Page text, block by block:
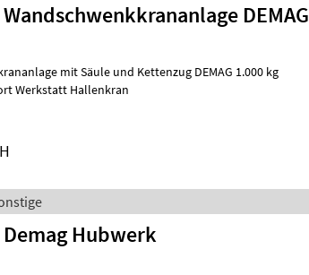
DEMAG
mit Säule und Kettenzug DEMAG 1.000 kg
Werkstatt Hallenkran
Hubwerk